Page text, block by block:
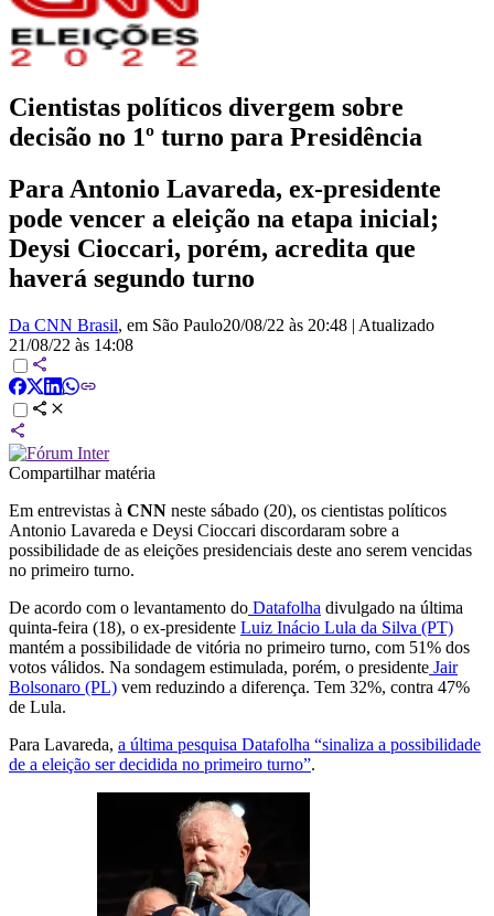
Cientistas políticos divergem sobre
decisão no 1º turno para Presidência
Para Antonio Lavareda, ex-presidente
pode vencer a eleição na etapa inicial;
Deysi Cioccari, porém, acredita que
haverá segundo turno
Da CNN Brasil, em São Paulo20/08/22 às 20:48 | Atualizado
21/08/22 às 14:08
Compartilhar matéria
Em entrevistas à CNN neste sábado (20), os cientistas políticos
Antonio Lavareda e Deysi Cioccari discordaram sobre a
possibilidade de as eleições presidenciais deste ano serem vencidas
no primeiro turno.
De acordo com o levantamento do Datafolha divulgado na última
quinta-feira (18), o ex-presidente Luiz Inácio Lula da Silva (PT)
mantém a possibilidade de vitória no primeiro turno, com 51% dos
votos válidos. Na sondagem estimulada, porém, o presidente Jair
Bolsonaro (PL) vem reduzindo a diferença. Tem 32%, contra 47%
de Lula.
Para Lavareda, a última pesquisa Datafolha “sinaliza a possibilidade
de a eleição ser decidida no primeiro turno”.